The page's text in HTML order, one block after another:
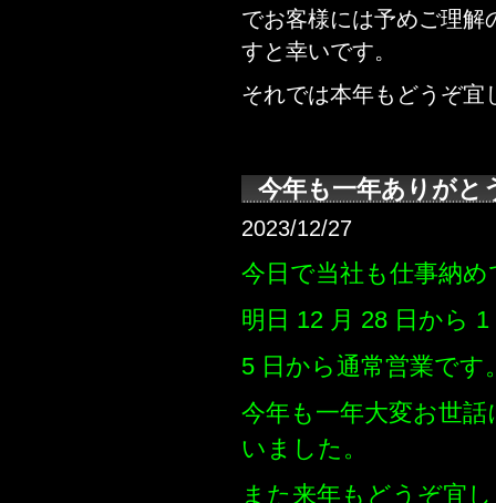
でお客様には予めご理解
すと幸いです。
それでは本年もどうぞ宜
今年も一年ありがと
2023/12/27
今日で当社も仕事納め
明日 12 月 28 日から
5 日から通常営業です
今年も一年大変お世
いました。
また来年もどうぞ宜